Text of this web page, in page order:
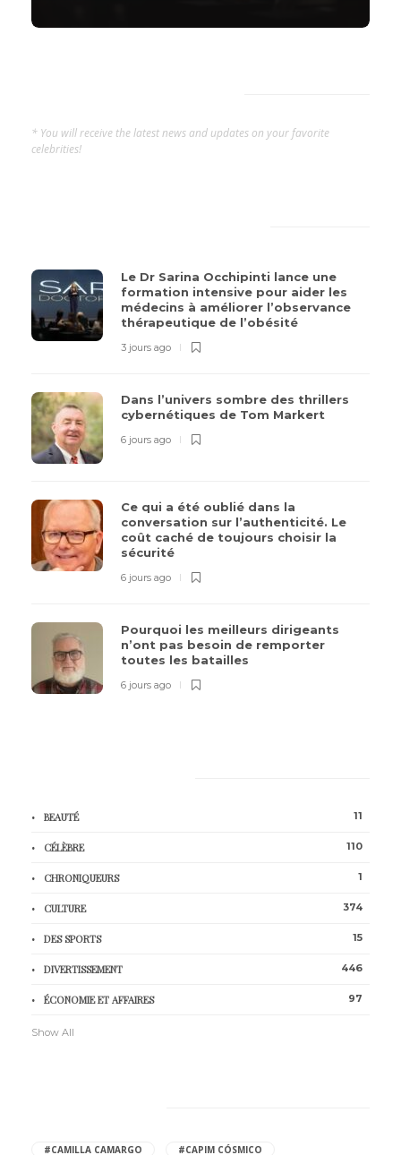
* You will receive the latest news and updates on your favorite
celebrities!
Le Dr Sarina Occhipinti lance une
formation intensive pour aider les
médecins à améliorer l’observance
thérapeutique de l’obésité
3 jours ago
Dans l’univers sombre des thrillers
cybernétiques de Tom Markert
6 jours ago
Ce qui a été oublié dans la
conversation sur l’authenticité. Le
coût caché de toujours choisir la
sécurité
6 jours ago
Pourquoi les meilleurs dirigeants
n’ont pas besoin de remporter
toutes les batailles
6 jours ago
BEAUTÉ 11
CÉLÈBRE 110
CHRONIQUEURS 1
CULTURE 374
DES SPORTS 15
DIVERTISSEMENT 446
ÉCONOMIE ET AFFAIRES 97
Show All
#CAMILLA CAMARGO #CAPIM CÓSMICO